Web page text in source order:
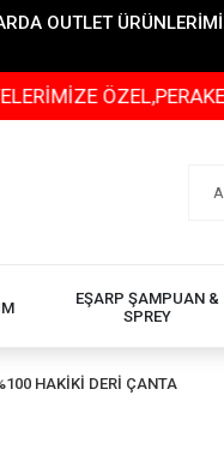
OUTLET
ÖZEL,PERAKENDE
EŞARP ŞAMPUAN &
SPREY
HAKİKİ DERİ ÇANTA